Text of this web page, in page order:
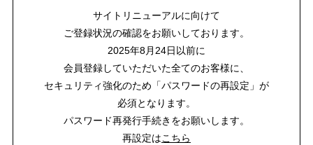
サイトリニューアルに向けて
ご登録状況の確認をお願いしております。
2025年8月24日以前に
会員登録していただいた全てのお客様に、
セキュリティ強化のため「パスワードの再設定」が
必須となります。
パスワード再発行手続きをお願いします。
再設定はこちら